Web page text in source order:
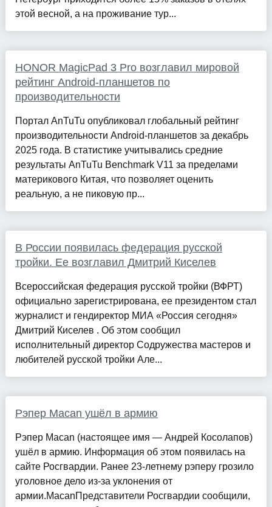
этой весной, а на проживание тур...
HONOR MagicPad 3 Pro возглавил мировой
рейтинг Android-планшетов по
производительности
Портал AnTuTu опубликовал глобальный рейтинг
производительности Android-планшетов за декабрь
2025 года. В статистике учитывались средние
результаты AnTuTu Benchmark V11 за пределами
материкового Китая, что позволяет оценить
реальную, а не пиковую пр...
В России появилась федерация русской
тройки. Ее возглавил Дмитрий Киселев
Всероссийская федерация русской тройки (ВФРТ)
официально зарегистрирована, ее президентом стал
журналист и гендиректор МИА «Россия сегодня»
Дмитрий Киселев . Об этом сообщил
исполнительный директор Содружества мастеров и
любителей русской тройки Але...
Рэпер Macan ушёл в армию
Рэпер Macan (настоящее имя — Андрей Косолапов)
ушёл в армию. Информация об этом появилась на
сайте Росгвардии. Ранее 23-летнему рэперу грозило
уголовное дело из-за уклонения от
армии.MacanПредставители Росгвардии сообщили,